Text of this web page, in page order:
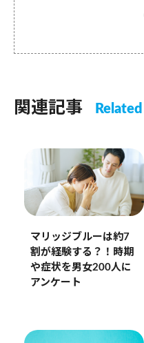
関連記事
マリッジブルーは約7
割が経験する？！時期
や症状を男女200人に
アンケート